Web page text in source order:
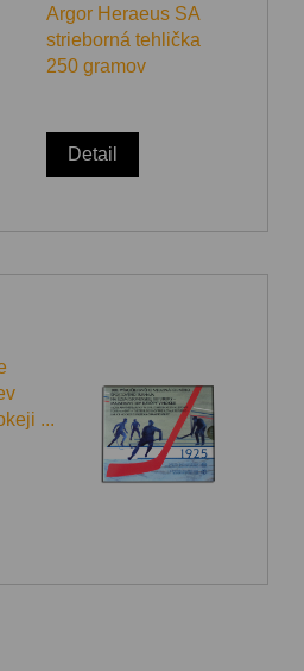
Argor Heraeus SA
strieborná tehlička
250 gramov
Detail
...